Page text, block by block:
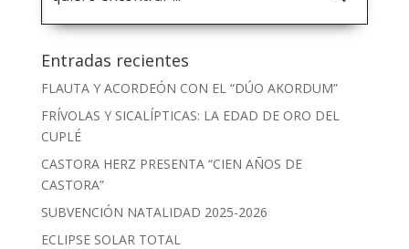
Entradas recientes
FLAUTA Y ACORDEÓN CON EL “DÚO AKORDUM”
FRÍVOLAS Y SICALÍPTICAS: LA EDAD DE ORO DEL
CUPLÉ
CASTORA HERZ PRESENTA “CIEN AÑOS DE
CASTORA”
SUBVENCIÓN NATALIDAD 2025-2026
ECLIPSE SOLAR TOTAL